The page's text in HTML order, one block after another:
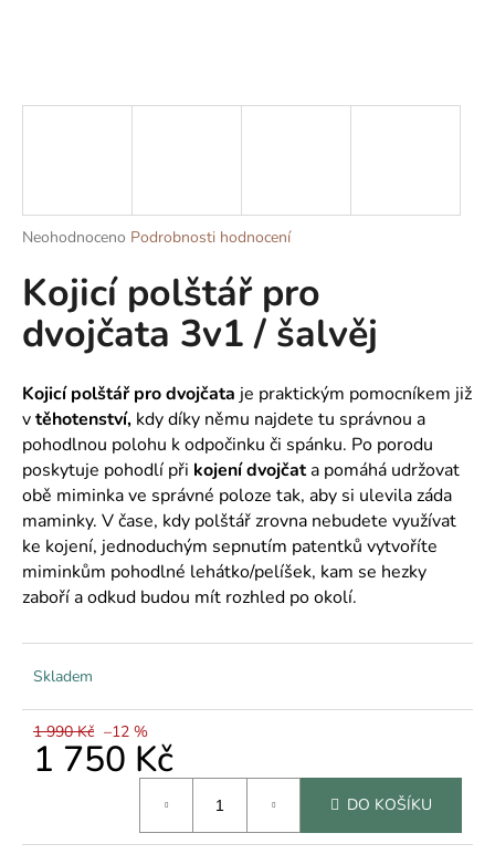
Průměrné
produktu
je
0,0
z
hvězdiček.
Neohodnoceno Podrobnosti hodnocení
Kojicí polštář pro
dvojčata 3v1 / šalvěj
Kojicí polštář pro dvojčata je praktickým pomocníkem již
vtěhotenství, kdy díky němu najdete tu správnou a
pohodlnou polohu k odpočinku či spánku. Po porodu
poskytuje pohodlí při kojení dvojčata pomáhá udržovat
obě miminka ve správné poloze tak, aby si ulevila záda
maminky. V čase, kdy polštář zrovna nebudete využívat
ke kojení, jednoduchým sepnutím patentků vytvoříte
miminkům pohodlné lehátko/pelíšek, kam se hezky
zaboří a odkud budou mít rozhled po okolí.
Skladem
1 990 Kč –12 %
1 750 Kč
DO KOŠÍKU
t
D
p
o
r
u
č
u
j
e
m